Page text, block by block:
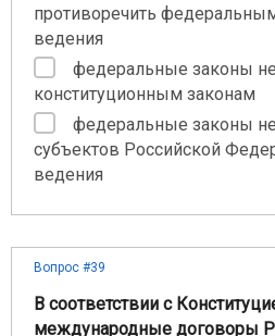
противоречить
ведения
федеральные законы
конституционным законам
федеральные законы
субъектов Российской
ведения
Вопрос #39
В соответствии с
международные договоры